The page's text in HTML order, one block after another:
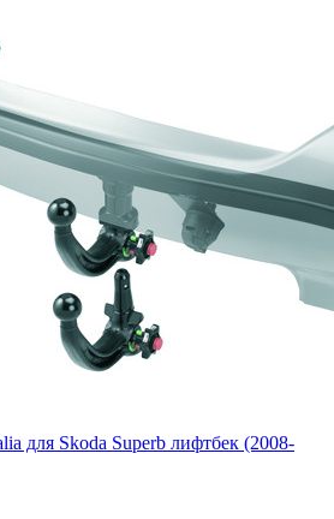
для Skoda Superb лифтбек (2008-